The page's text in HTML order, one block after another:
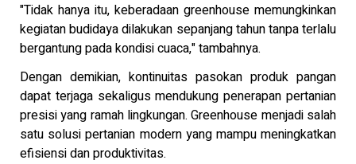
"Tidak hanya itu, keberadaan greenhouse memungkinkan
kegiatan budidaya dilakukan sepanjang tahun tanpa terlalu
bergantung pada kondisi cuaca," tambahnya.
Dengan demikian, kontinuitas pasokan produk pangan
dapat terjaga sekaligus mendukung penerapan pertanian
presisi yang ramah lingkungan. Greenhouse menjadi salah
satu solusi pertanian modern yang mampu meningkatkan
efisiensi dan produktivitas.